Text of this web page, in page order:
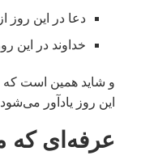
دعا در این
خداوند در این
این روز یادآور
عرفه‌ای که